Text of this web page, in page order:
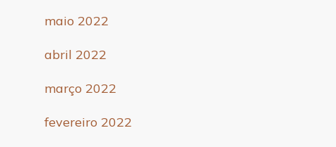
maio 2022
abril 2022
março 2022
fevereiro 2022